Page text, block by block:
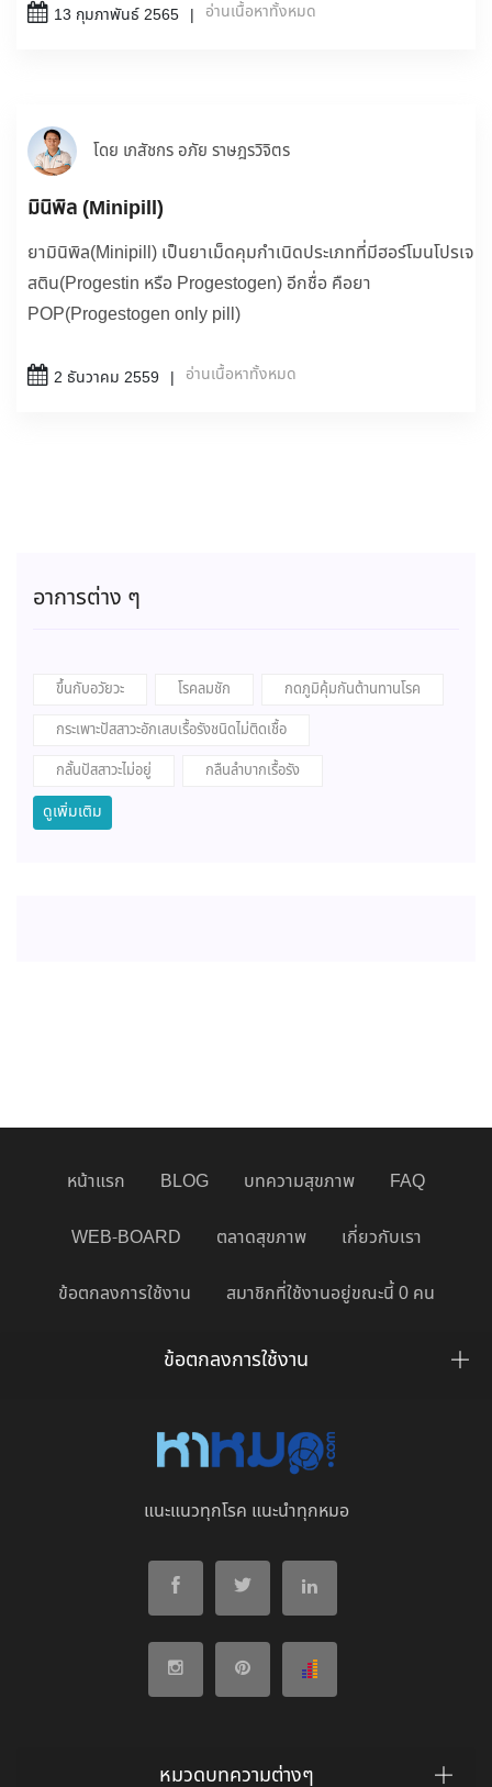
13 กุมภาพันธ์ 2565 อ่านเนื้อหาทั้งหมด
โดย เภสัชกร อภัย ราษฎรวิจิตร
มินิพิล (Minipill)
ยามินิพิล(Minipill) เป็นยาเม็ดคุมกำเนิดประเภทที่มีฮอร์โมนโปรเจ
สติน(Progestin หรือ Progestogen) อีกชื่อ คือยา
POP(Progestogen only pill)
2 ธันวาคม 2559 อ่านเนื้อหาทั้งหมด
อาการต่าง ๆ
ขึ้นกับอวัยวะ โรคลมชัก
กดภูมิคุ้มกันต้านทานโรค
กระเพาะปัสสาวะอักเสบเรื้อรังชนิดไม่ติดเชื้อ
กลั้นปัสสาวะไม่อยู่
กลืนลำบากเรื้อรัง
ดูเพิ่มเติม
หน้าแรก BLOG บทความสุขภาพ FAQ
WEB-BOARD ตลาดสุขภาพ เกี่ยวกับเรา
ข้อตกลงการใช้งาน สมาชิกที่ใช้งานอยู่ขณะนี้ 0 คน
ข้อตกลงการใช้งาน
แนะแนวทุกโรค แนะนำทุกหมอ
หมวดบทความต่างๆ